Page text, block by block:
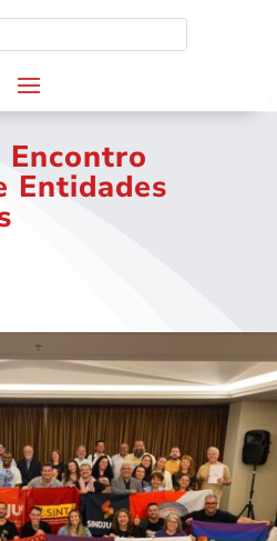
Encontro
Entidades